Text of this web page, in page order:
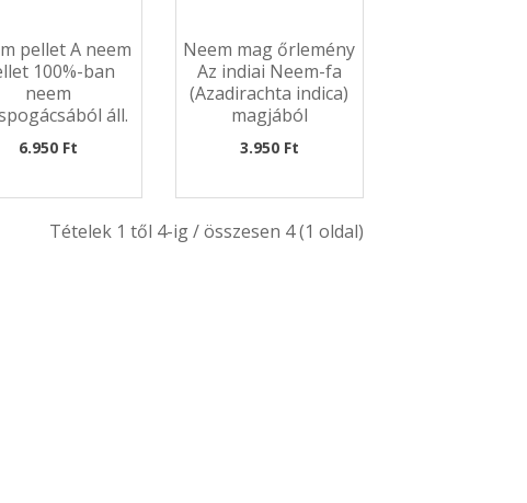
pellet A neem
100%-ban
neem
áll.
Sz&e..
6.950 Ft
Neem mag őrlemény
Az indiai Neem-fa
(Azadirachta indica)
magjából
sajtol&aacu..
3.950 Ft
Tételek 1 től 4-ig / összesen 4 (1 oldal)